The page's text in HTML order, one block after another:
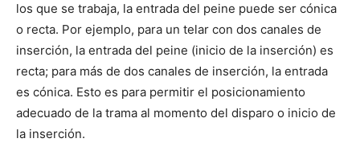
los que se trabaja, la entrada del peine puede ser cónica
o recta. Por ejemplo, para un telar con dos canales de
inserción, la entrada del peine (inicio de la inserción) es
recta; para más de dos canales de inserción, la entrada
es cónica. Esto es para permitir el posicionamiento
adecuado de la trama al momento del disparo o inicio de
la inserción.